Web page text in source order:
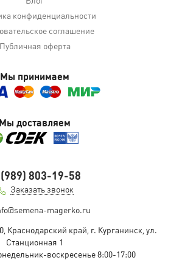
конфиденциальности
соглашение
Публичная оферта
Мы принимаем
Мы доставляем
803-19-58
Заказать звонок
magerko.ru
Краснодарский край, г. Курганинск, ул.
Станционная 1
воскресенье 8:00-17:00